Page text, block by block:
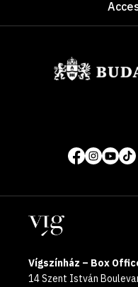
Social
media
pages
Locations
Vígszínház – Box
14 Szent István